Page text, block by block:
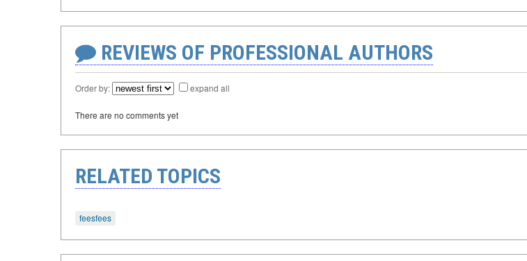
REVIEWS OF PROFESSIONAL AUTHORS
Order by: expand all
There are no comments yet
RELATED TOPICS
feesfees